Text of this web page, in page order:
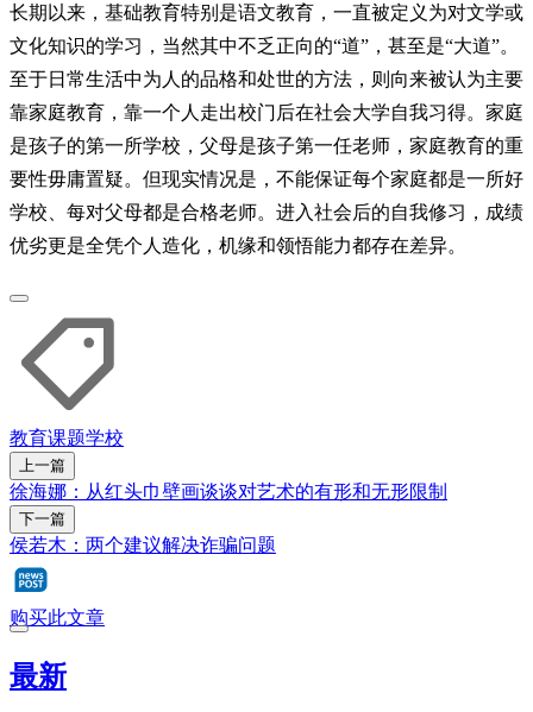
长期以来，基础教育特别是语文教育，一直被定义为对文学或
文化知识的学习，当然其中不乏正向的“道”，甚至是“大道”。
至于日常生活中为人的品格和处世的方法，则向来被认为主要
靠家庭教育，靠一个人走出校门后在社会大学自我习得。家庭
是孩子的第一所学校，父母是孩子第一任老师，家庭教育的重
要性毋庸置疑。但现实情况是，不能保证每个家庭都是一所好
学校、每对父母都是合格老师。进入社会后的自我修习，成绩
优劣更是全凭个人造化，机缘和领悟能力都存在差异。
教育课题学校
上一篇
徐海娜：从红头巾壁画谈谈对艺术的有形和无形限制
下一篇
侯若木：两个建议解决诈骗问题
购买此文章
最新